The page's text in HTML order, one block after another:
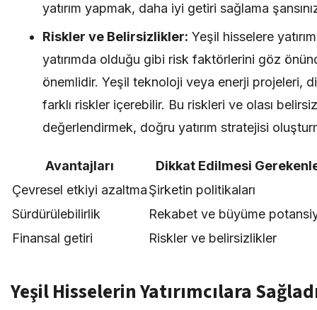
yatırım yapmak, daha iyi getiri sağlama
Riskler ve Belirsizlikler: Yeşil hisselere
yatırımda olduğu gibi risk faktörlerini göz
önemlidir. Yeşil teknoloji veya enerji projeleri,
farklı riskler içerebilir. Bu riskleri ve olası
değerlendirmek, doğru yatırım stratejisi
Avantajları
Dikkat Edilmesi
Çevresel etkiyi azaltmaŞirketin politikaları
Sürdürülebilirlik
Rekabet ve büyüme
Finansal getiri
Riskler ve belirsizlikler
Yeşil Hisselerin Yatırımcılara